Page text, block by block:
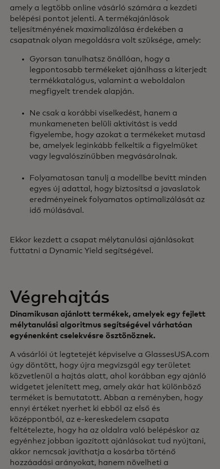
amely a legtöbb online vásárló számára a kezdeti
belépési pontot jelenti. A termékajánlások
teljesítményének maximalizálása érdekében a
csapatnak olyan megoldásra volt szüksége, amely:
Gyorsan tanulhatsz önállóan, hogy a
legpontosabb termékeket ajánlhass a kiterjedt
termékkatalógus, valamint a weboldalon
megfigyelt trendek alapján.
Ne csak a korábbi viselkedést, hanem a
munkameneten belüli aktivitást is vedd
figyelembe, hogy azokat a termékeket mutasd
be, amelyek leginkább felkeltik a figyelmüket
vagy legvalószínűbben megvásárolnak.
Folyamatosan tanulj a modellbe bevitt minden
egyes új adattal, hogy biztosítsd a javaslatok
eredményeinek folyamatos optimalizálását az
idő múlásával.
Ekkor kezdett a csapat mélytanulási ajánlásokat
futtatni a Dynamic Yield segítségével.
Végrehajtás
Dinamikusan ajánlott termékek, amelyek egy fejlett
mélytanulási algoritmus segítségével várhatóan
egyénenként cselekvésre ösztönöznek.
A vásárlói út legtetejét képviselve a GlassesUSA.com
úgy döntött, hogy újra megvizsgál egy területet
közvetlenül a hajtás alatt, ahol korábban egy ajánló
widgetet jelenített meg, amely akár hat különböző
terméket is bemutatott. Abban a reményben, hogy
ennyi értéket nyerhet ki ebből az első és
középpontból, az e-kereskedelem csapata
feltételezte, hogy ha az oldalra való belépéskor az
egyénhez jobban igazított ajánlásokat tud nyújtani,
akkor nemcsak javíthatja a kosárba történő
hozzáadási arányokat, hanem növelheti a